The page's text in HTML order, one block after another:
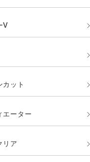
V
カット
エーター
リア